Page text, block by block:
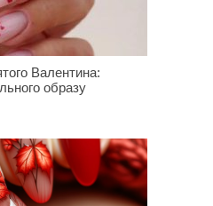
Валентина:
образу